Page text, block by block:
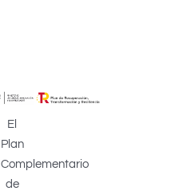
El
Plan
Complementario
de